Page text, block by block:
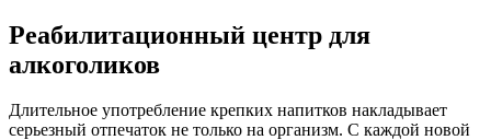
Реабилитационный центр для
алкоголиков
Длительное употребление крепких напитков накладывает
серьезный отпечаток не только на организм. С каждой новой